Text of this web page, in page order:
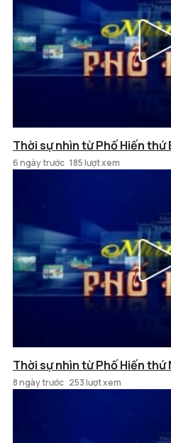
Thời sự nhìn từ Phố Hiến
6 ngày trước 185 lượt xem
Thời sự nhìn từ Phố Hiến
8 ngày trước 253 lượt xem